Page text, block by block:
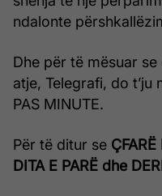
ndalonte
Dhe për të mësuar
atje, Telegrafi, do t’ju
PAS MINUTE.
Për të ditur se
DITA E PARË dhe